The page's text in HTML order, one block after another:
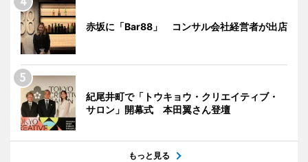
赤坂に「Bar88」 コンサル会社経営者が出店
紀尾井町で「トウキョウ・クリエイティブ・
サロン」開幕式 本田翼さん登壇
もっと見る